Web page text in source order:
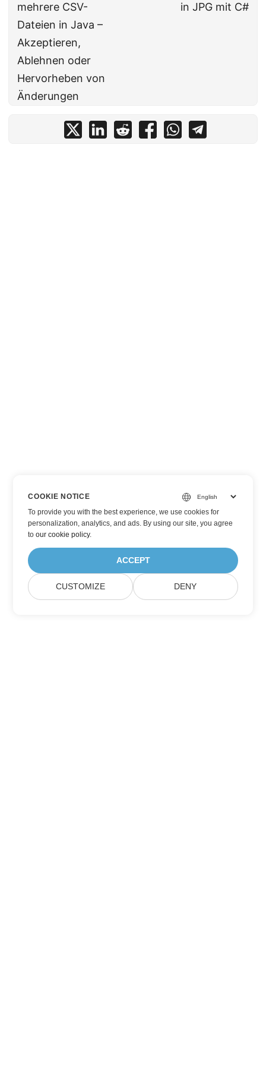
mehrere CSV-
Dateien in Java –
Akzeptieren,
Ablehnen oder
Hervorheben von
Änderungen
in JPG mit C#
COOKIE NOTICE
To provide you with the best experience, we use cookies for
personalization, analytics, and ads. By using our site, you agree
toour cookie policy.
ACCEPT
CUSTOMIZE DENY